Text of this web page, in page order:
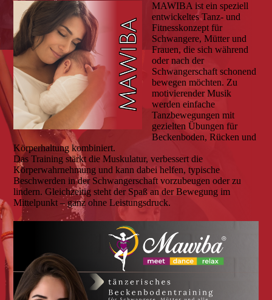
MAWIBA ist ein speziell
entwickeltes Tanz- und
Fitnesskonzept für
Schwangere, Mütter und
Frauen, die sich während
oder nach der
Schwangerschaft schonend
bewegen möchten. Zu
motivierender Musik
werden einfache
Tanzbewegungen mit
gezielten Übungen für
Beckenboden, Rücken und
Körperhaltung kombiniert.
Das Training stärkt die Muskulatur, verbessert die
Körperwahrnehmung und kann dabei helfen, typische
Beschwerden in der Schwangerschaft vorzubeugen oder zu
lindern. Gleichzeitig steht der Spaß an der Bewegung im
Mittelpunkt – ganz ohne Leistungsdruck.